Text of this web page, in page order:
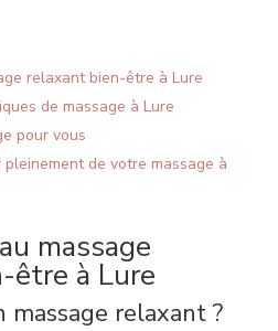
relaxant bien-être à Lure
de massage à Lure
pour vous
de votre massage à
massage
être à Lure
massage relaxant ?